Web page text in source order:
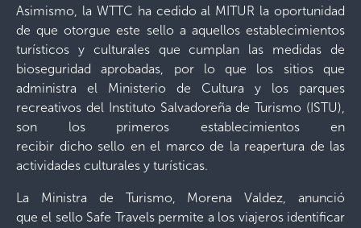
Asimismo, la WTTC ha cedido al MITUR la oportunidad
de que otorgue este sello a aquellos establecimientos
turísticos y culturales que cumplan las medidas de
bioseguridad aprobadas, por lo que los sitios que
administra el Ministerio de Cultura y los parques
recreativos del Instituto Salvadoreña de Turismo (ISTU),
son los primeros establecimientos en
recibir dicho sello en el marco de la reapertura de las
actividades culturales y turísticas.
La Ministra de Turismo, Morena Valdez, anunció
que el sello Safe Travels permite a los viajeros identificar